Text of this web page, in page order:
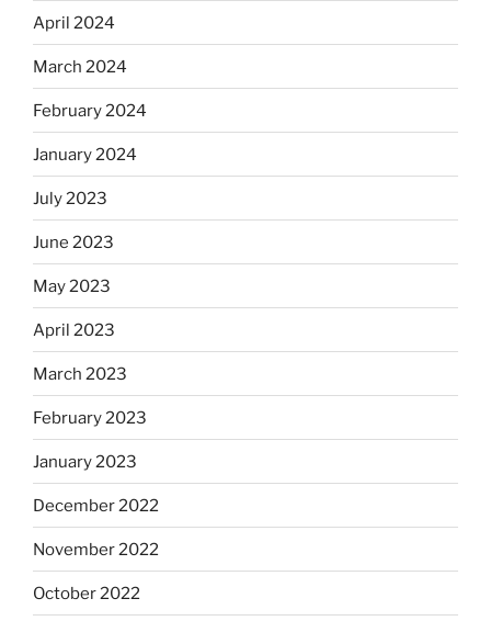
April 2024
March 2024
February 2024
January 2024
July 2023
June 2023
May 2023
April 2023
March 2023
February 2023
January 2023
December 2022
November 2022
October 2022